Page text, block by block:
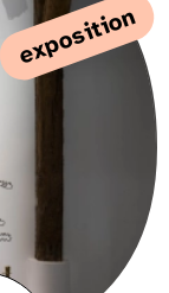
exposition